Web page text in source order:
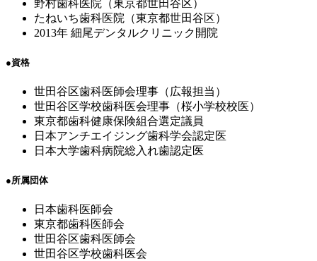
野村歯科医院（東京都世田谷区）
たねいち歯科医院（東京都世田谷区）
2013年 細尾デンタルクリニック開院
●資格
世田谷区歯科医師会理事（広報担当）
世田谷区学校歯科医会理事（桜小学校校医）
東京都歯科健康保険組合選定議員
日本アンチエイジング歯科学会認定医
日本大学歯科病院総入れ歯認定医
●所属団体
日本歯科医師会
東京都歯科医師会
世田谷区歯科医師会
世田谷区学校歯科医会